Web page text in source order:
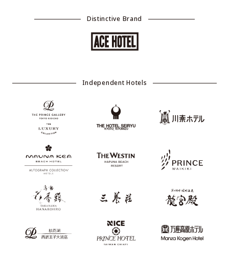
Distinctive Brand
Independent Hotels